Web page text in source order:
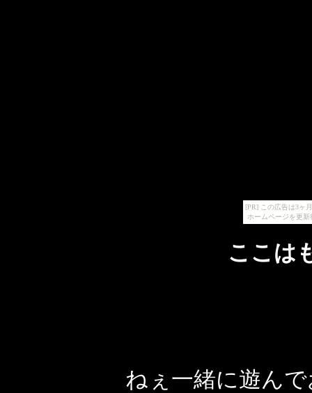
[PR] この広告は3ヶ
ホームページを更
ここは
ねぇ一緒に遊ん